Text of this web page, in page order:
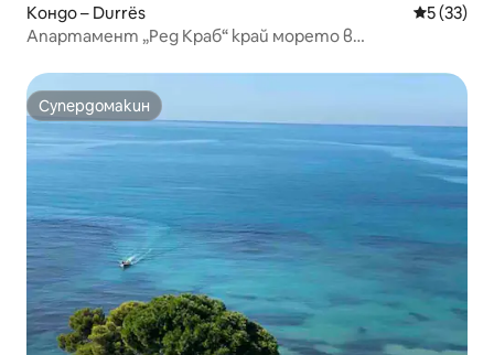
Кондо – Durrës Средна
5 (33)
Апартамент „Ред Краб“ край морето в
Супердомакин
Супердомакин